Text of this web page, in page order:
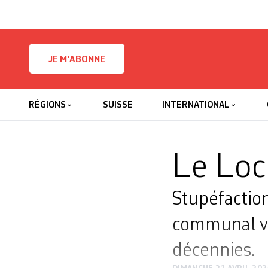
JE M'ABONNE
RÉGIONS SUISSE INTERNATIONAL
Le
communal
décennies.